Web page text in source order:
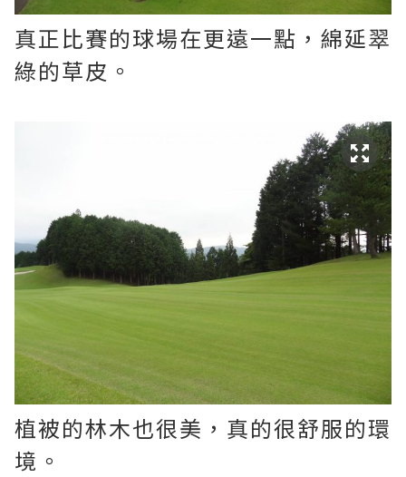
真正比賽的球場在更遠一點，綿延翠
綠的草皮。
植被的林木也很美，真的很舒服的環
境。